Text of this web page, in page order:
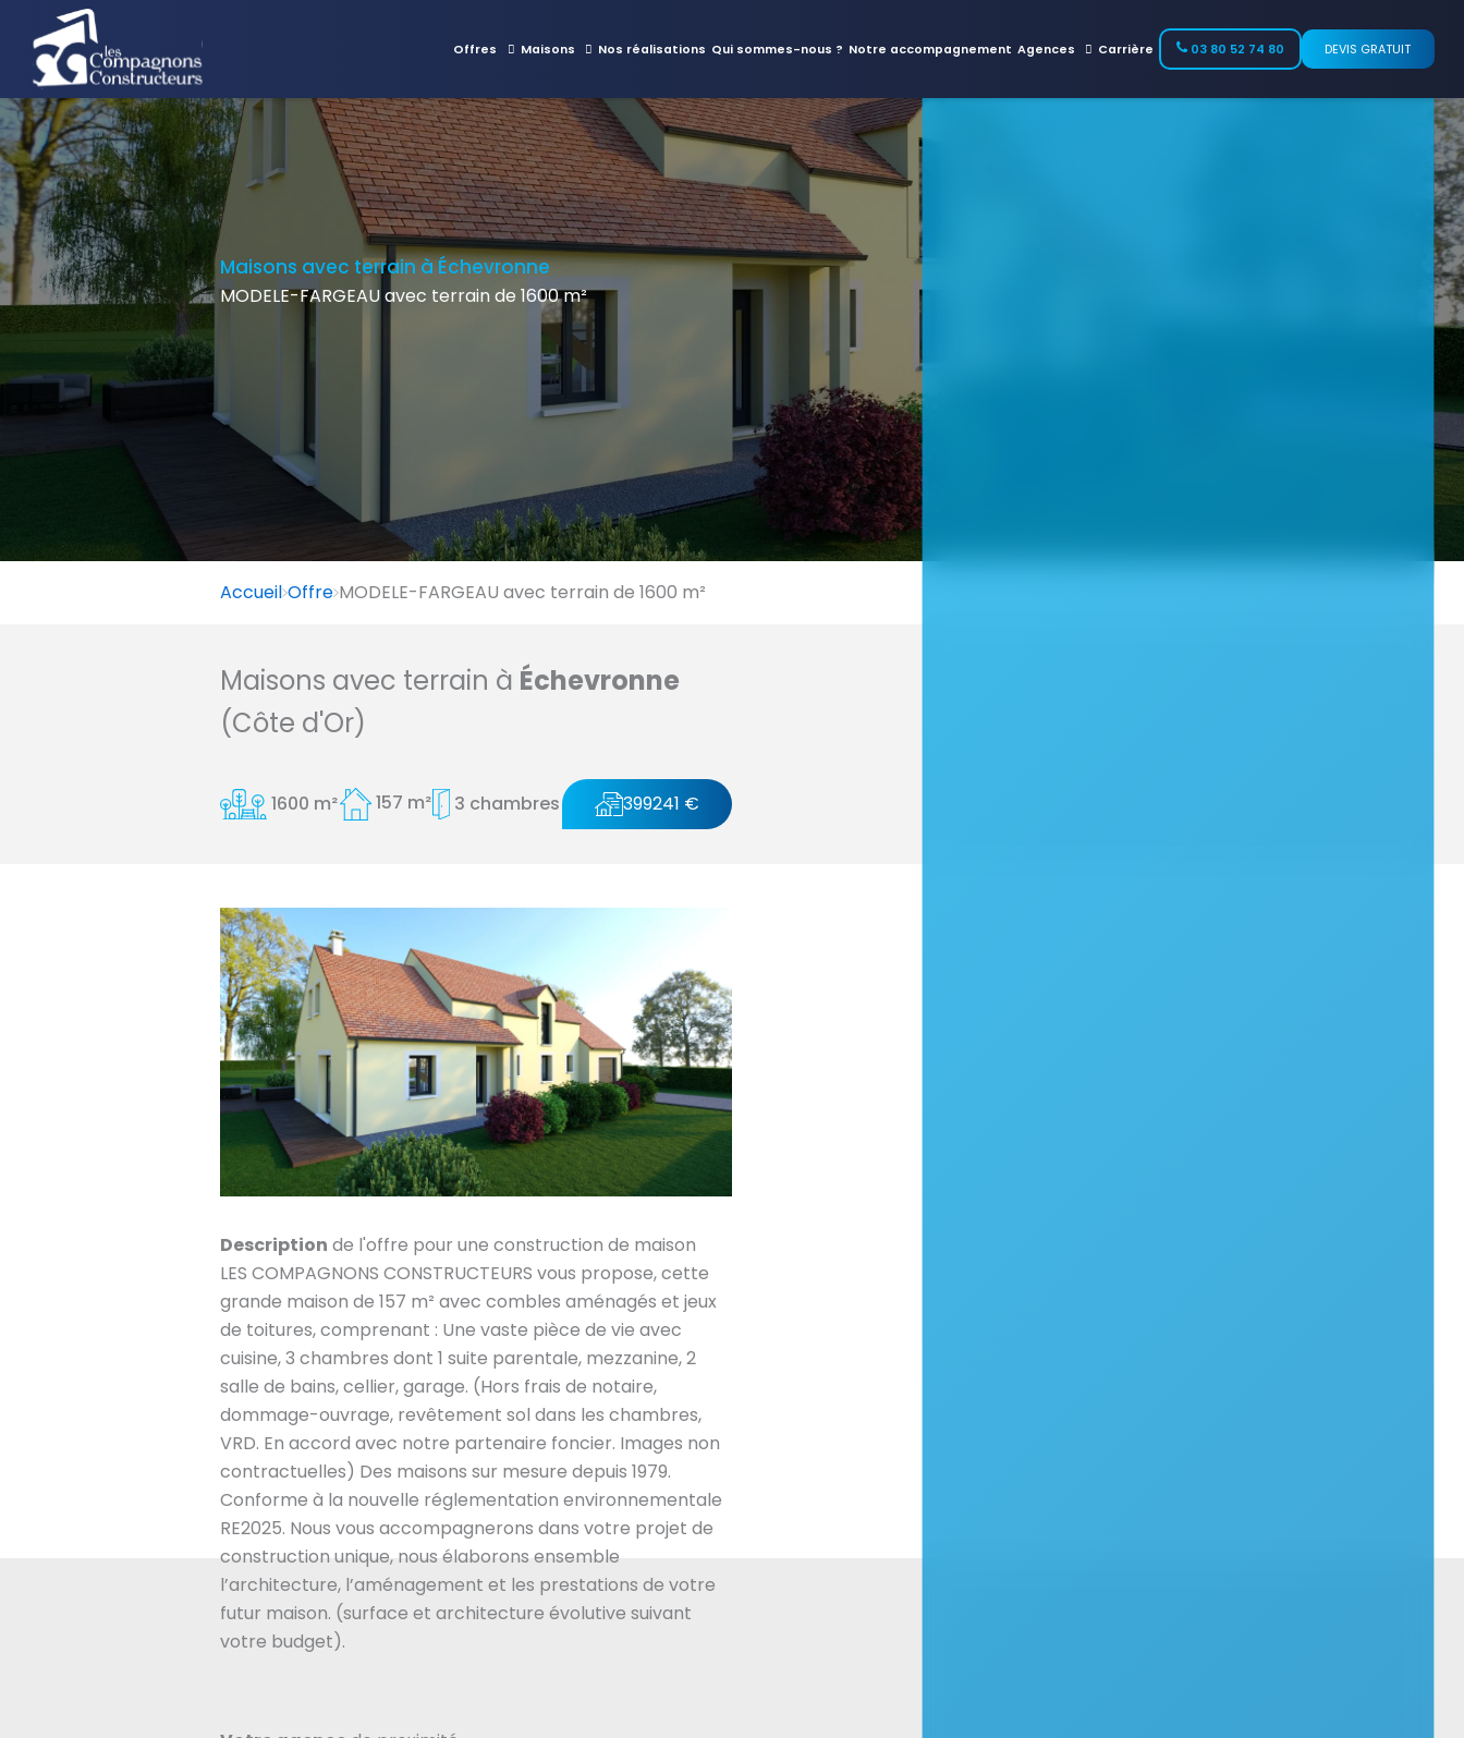
Offres Maisons Nos réalisations Qui sommes-nous ? Notre accompagnement Agences Carrière 03 80 52 74 80 DEVIS GRATUIT
Maisons avec terrain à Échevronne
MODELE-FARGEAU avec terrain de 1600 m²
Accueil Offre MODELE-FARGEAU avec terrain de 1600 m²
Maisons avec terrain à Échevronne
(Côte d'Or)
1600 m² 157 m² 3 chambres 399241 €
Description de l'offre pour une construction de maison
LES COMPAGNONS CONSTRUCTEURS vous propose, cette
grande maison de 157 m² avec combles aménagés et jeux
de toitures, comprenant : Une vaste pièce de vie avec
cuisine, 3 chambres dont 1 suite parentale, mezzanine, 2
salle de bains, cellier, garage. (Hors frais de notaire,
dommage-ouvrage, revêtement sol dans les chambres,
VRD. En accord avec notre partenaire foncier. Images non
contractuelles) Des maisons sur mesure depuis 1979.
Conforme à la nouvelle réglementation environnementale
RE2025. Nous vous accompagnerons dans votre projet de
construction unique, nous élaborons ensemble
l’architecture, l’aménagement et les prestations de votre
futur maison. (surface et architecture évolutive suivant
votre budget).